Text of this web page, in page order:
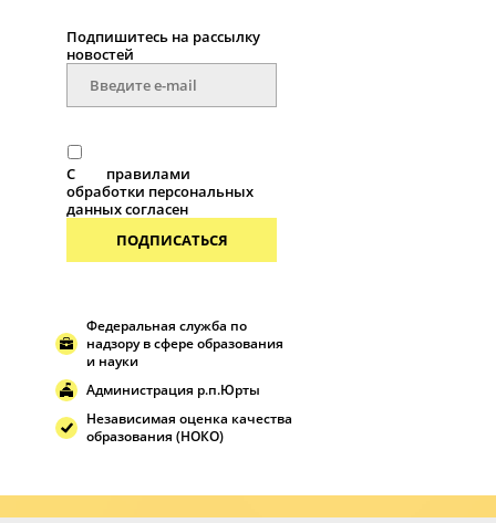
Подпишитесь на рассылку
новостей
С
правилами
обработки персональных
данных согласен
ПОДПИСАТЬСЯ
Федеральная служба по
надзору в сфере образования
и науки
Администрация р.п.Юрты
Независимая оценка качества
образования (НОКО)